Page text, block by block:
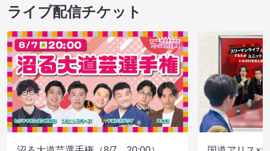
ライブ配信チケット